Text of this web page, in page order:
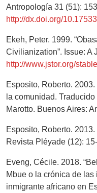
Antropología 31 (51):
http://dx.doi.org/
Ekeh, Peter. 1999.
Civilianization”. Issue: A
http://www.jstor.org/
Esposito, Roberto.
la comunidad.
Marotto. Buenos Aires:
Esposito, Roberto.
Revista Pléyade (12):
Eveng, Cécile. 2018.
Mbue o la crónica de
inmigrante africano en